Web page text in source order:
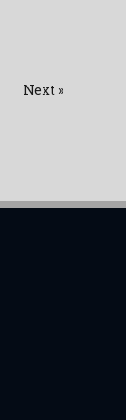
Next »